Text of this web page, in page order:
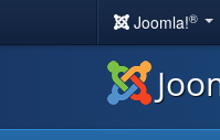
Joomla!®